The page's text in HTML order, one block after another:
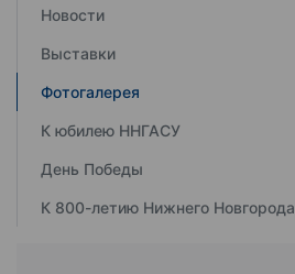
Новости
Выставки
Фотогалерея
К юбилею ННГАСУ
День Победы
К 800-летию Нижнего Новгорода